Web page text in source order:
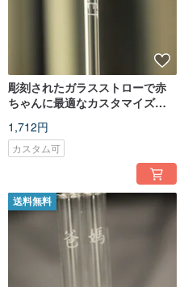
彫刻されたガラスストローで赤
ちゃんに最適なカスタマイズさ
を持つガラスストローです。
1,712円
カスタム可
送料無料